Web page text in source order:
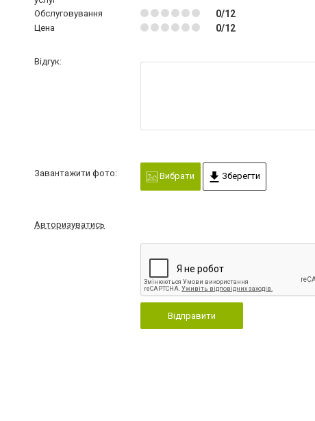
Обслуговування 0/12
Цена 0/12
Відгук:
Завантажити фото: Вибрати Зберегти
Авторизуватись
Відправити